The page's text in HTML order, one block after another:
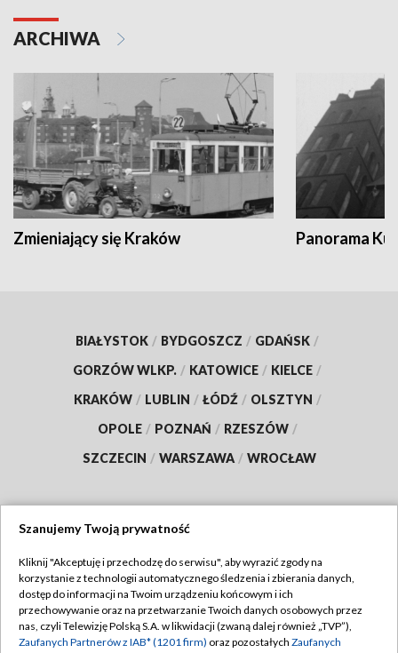
ARCHIWA
Zmieniający się Kraków Panorama
BIAŁYSTOK / BYDGOSZCZ / GDAŃSK /
GORZÓW WLKP. / KATOWICE / KIELCE /
KRAKÓW / LUBLIN / ŁÓDŹ / OLSZTYN /
OPOLE / POZNAŃ / RZESZÓW /
SZCZECIN / WARSZAWA / WROCŁAW
TVP
Abonament TVP
Emisja w TVP
Regulamin TVP
Polityka prywatności
Szanujemy Twoją prywatność
Kliknij "Akceptuję i przechodzę do serwisu", aby wyrazić zgody na
korzystanie z technologii automatycznego śledzenia i zbierania danych,
dostęp do informacji na Twoim urządzeniu końcowym i ich
przechowywanie oraz na przetwarzanie Twoich danych osobowych przez
nas, czyli Telewizję Polską S.A. w likwidacji (zwaną dalej również „TVP”),
Zaufanych Partnerów z IAB* (1201 firm) oraz pozostałych Zaufanych